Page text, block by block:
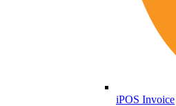
iPOS Invoice